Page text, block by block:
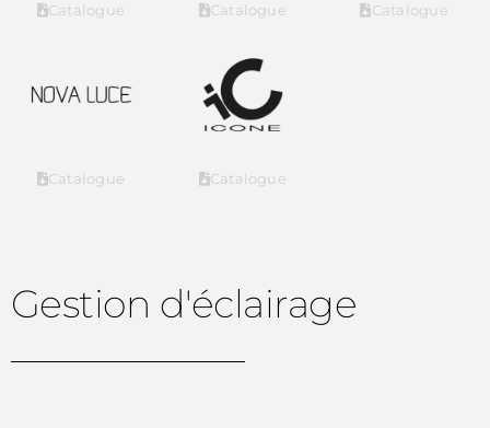
Catalogue Catalogue Catalogue
Catalogue Catalogue
Gestion d'éclairage